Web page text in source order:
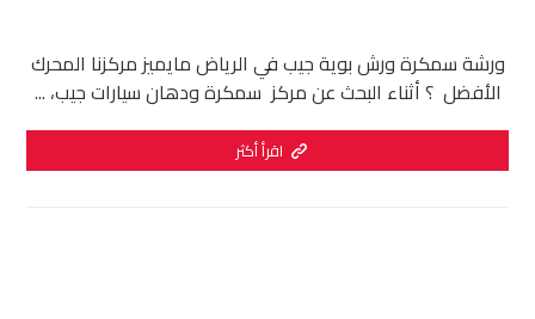
ورشة سمكرة ورش بوية جيب في الرياض مايميز مركزنا المحرك
الأفضل ؟ أثناء البحث عن مركز سمكرة ودهان سيارات جيب، ...
اقرأ أكثر